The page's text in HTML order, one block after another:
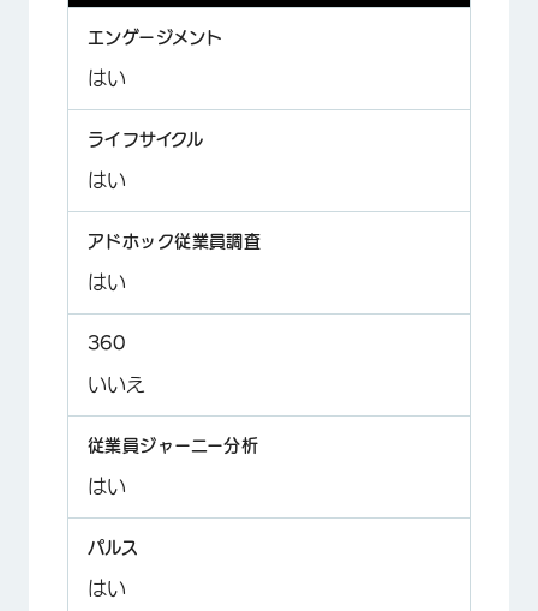
はい
はい
はい
いいえ
はい
はい